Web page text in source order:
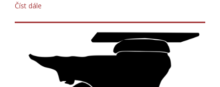
Číst dále